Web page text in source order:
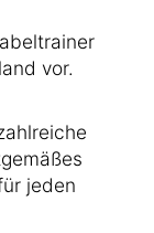
vor.
jeden